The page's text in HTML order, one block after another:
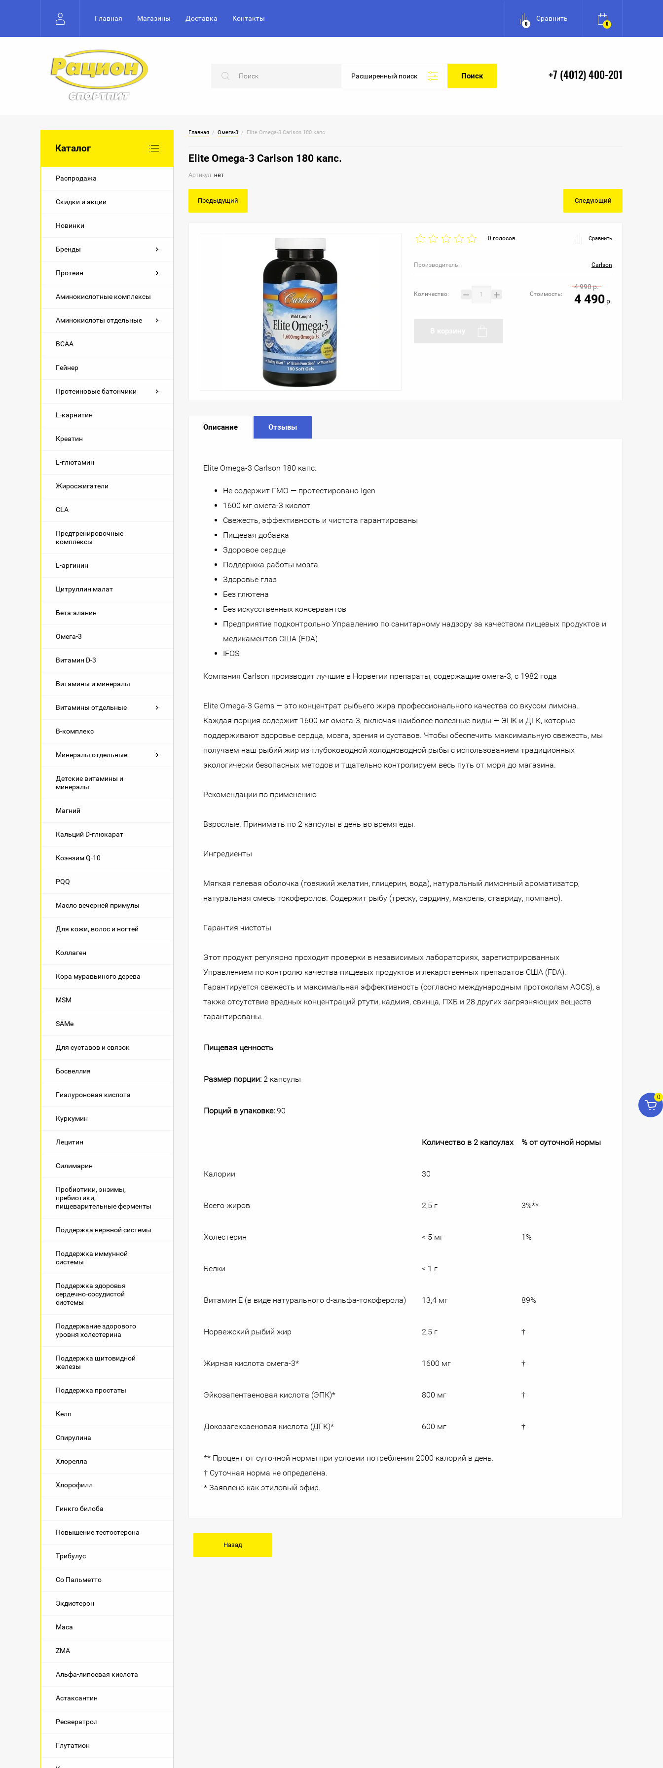
Главная Магазины Доставка Контакты
0
Сравнить
0
+7 (4012) 400-201
Расширенный поиск Поиск
Каталог
Распродажа
Скидки и акции
Новинки
Бренды
Протеин
Аминокислотные комплексы
Аминокислоты отдельные
BCAA
Гейнер
Протеиновые батончики
L-карнитин
Креатин
L-глютамин
Жиросжигатели
CLA
Предтренировочные
комплексы
L-аргинин
Цитруллин малат
Бета-аланин
Омега-3
Витамин D-3
Витамины и минералы
Витамины отдельные
B-комплекс
Минералы отдельные
Детские витамины и
минералы
Магний
Кальций D-глюкарат
Коэнзим Q-10
PQQ
Масло вечерней примулы
Для кожи, волос и ногтей
Коллаген
Кора муравьиного дерева
MSM
SAMe
Для суставов и связок
Босвеллия
Гиалуроновая кислота
Куркумин
Лецитин
Силимарин
Пробиотики, энзимы,
пребиотики,
пищеварительные ферменты
Поддержка нервной системы
Поддержка иммунной
системы
Поддержка здоровья
сердечно-сосудистой
системы
Поддержание здорового
уровня холестерина
Поддержка щитовидной
железы
Поддержка простаты
Келп
Спирулина
Хлорелла
Хлорофилл
Гинкго билоба
Повышение тестостерона
Трибулус
Со Пальметто
Экдистерон
Maca
ZMA
Альфа-липоевая кислота
Астаксантин
Ресвератрол
Глутатион
Главная
  /
Омега-3
  /  Elite Omega-3 Carlson 180 капс.
Elite Omega-3 Carlson 180 капс.
Артикул: нет
Предыдущий Следующий
0 голосов Сравнить
Производитель: Carlson
Количество: − + Стоимость:
4 990р.
4 490 р.
Описание Отзывы
Elite Omega-3 Carlson 180 капс.
Не содержит ГМО — протестировано Igen
1600 мг омега-3 кислот
Свежесть, эффективность и чистота гарантированы
Пищевая добавка
Здоровое сердце
Поддержка работы мозга
Здоровье глаз
Без глютена
Без искусственных консервантов
Предприятие подконтрольно Управлению по санитарному надзору за качеством пищевых продуктов и
медикаментов США (FDA)
IFOS
Компания Carlson производит лучшие в Норвегии препараты, содержащие омега-3, с 1982 года
Elite Omega-3 Gems — это концентрат рыбьего жира профессионального качества со вкусом лимона.
Каждая порция содержит 1600 мг омега-3, включая наиболее полезные виды — ЭПК и ДГК, которые
поддерживают здоровье сердца, мозга, зрения и суставов. Чтобы обеспечить максимальную свежесть, мы
получаем наш рыбий жир из глубоководной холодноводной рыбы с использованием традиционных
экологически безопасных методов и тщательно контролируем весь путь от моря до магазина.
Рекомендации по применению
Взрослые. Принимать по 2 капсулы в день во время еды.
Ингредиенты
Мягкая гелевая оболочка (говяжий желатин, глицерин, вода), натуральный лимонный ароматизатор,
натуральная смесь токоферолов. Содержит рыбу (треску, сардину, макрель, ставриду, помпано).
Гарантия чистоты
Этот продукт регулярно проходит проверки в независимых лабораториях, зарегистрированных
Управлением по контролю качества пищевых продуктов и лекарственных препаратов США (FDA).
Гарантируется свежесть и максимальная эффективность (согласно международным протоколам AOCS), а
также отсутствие вредных концентраций ртути, кадмия, свинца, ПХБ и 28 других загрязняющих веществ
гарантированы.
Пищевая ценность
Размер порции: 2 капсулы
Порций в упаковке: 90
Количество в 2 капсулах % от суточной нормы
Калории 30
Всего жиров 2,5 г 3%**
Холестерин < 5 мг 1%
Белки < 1 г
Витамин E (в виде натурального d-альфа-токоферола) 13,4 мг 89%
Норвежский рыбий жир 2,5 г †
Жирная кислота омега-3* 1600 мг †
Эйкозапентаеновая кислота (ЭПК)* 800 мг †
Докозагексаеновая кислота (ДГК)* 600 мг †
** Процент от суточной нормы при условии потребления 2000 калорий в день.
† Суточная норма не определена.
* Заявлено как этиловый эфир.
Назад
0